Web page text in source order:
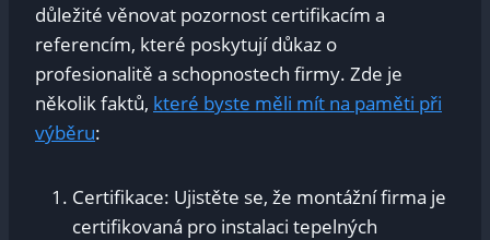
důležité věnovat pozornost certifikacím a
referencím, které poskytují důkaz o
profesionalitě a schopnostech firmy. Zde je
několik faktů, které byste měli mít na paměti při
výběru:
Certifikace: Ujistěte se, že montážní firma je
certifikovaná pro instalaci tepelných